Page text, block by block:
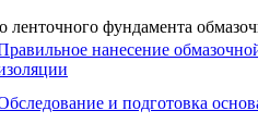
нанесение
и подготовка